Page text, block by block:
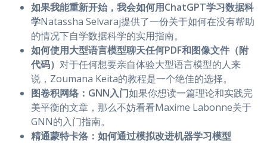
如果我能重新开始，我会如何用ChatGPT学习数据科
学Natassha Selvaraj提供了一份关于如何在没有帮助
的情况下自学数据科学的实用指南。
如何使用大型语言模型聊天任何PDF和图像文件（附
代码） 对于任何想要亲自体验大型语言模型的人来
说，Zoumana Keita的教程是一个绝佳的选择。
图卷积网络：GNN入门如果你想读一篇理论和实践完
美平衡的文章，那么不妨看看Maxime Labonne关于
GNN的入门指南。
精通蒙特卡洛：如何通过模拟改进机器学习模型